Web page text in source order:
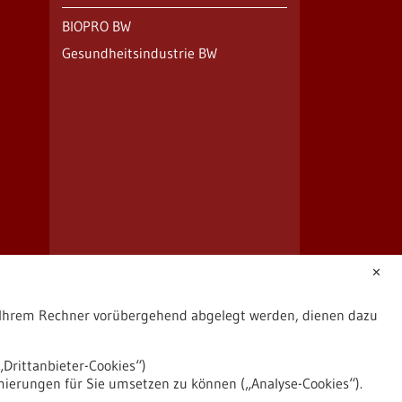
BIOPRO BW
Gesundheitsindustrie BW
✕
Rechner vorübergehend abgelegt werden, dienen dazu
Cookies“)
für Sie umsetzen zu können („Analyse-Cookies“).